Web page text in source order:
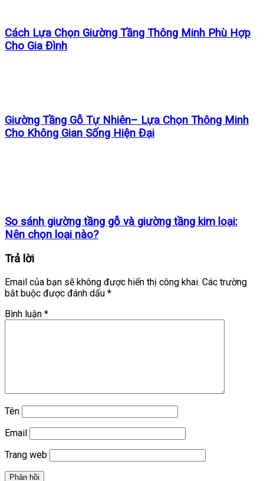
Cách Lựa Chọn Giường Tầng Thông Minh Phù Hợp
Cho Gia Đình
Giường Tầng Gỗ Tự Nhiên– Lựa Chọn Thông Minh
Cho Không Gian Sống Hiện Đại
So sánh giường tầng gỗ và giường tầng kim loại:
Nên chọn loại nào?
Trả lời
Email của bạn sẽ không được hiển thị công khai. Các trường
bắt buộc được đánh dấu *
Bình luận *
Tên
Email
Trang web